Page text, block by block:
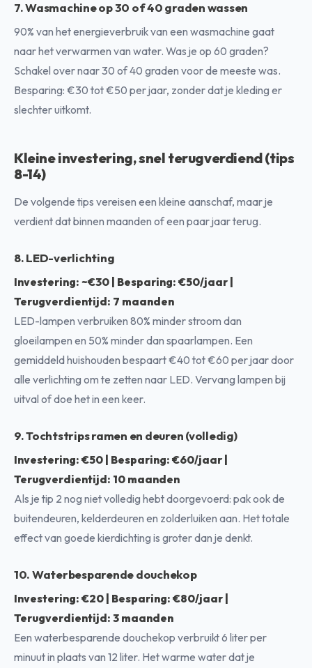
7. Wasmachine op 30 of 40 graden wassen
90% van het energieverbruik van een wasmachine gaat
naar het verwarmen van water. Was je op 60 graden?
Schakel over naar 30 of 40 graden voor de meeste was.
Besparing: €30 tot €50 per jaar, zonder dat je kleding er
slechter uitkomt.
Kleine investering, snel terugverdiend (tips
8-14)
De volgende tips vereisen een kleine aanschaf, maar je
verdient dat binnen maanden of een paar jaar terug.
8. LED-verlichting
Investering: ~€30 | Besparing: €50/jaar |
Terugverdientijd: 7 maanden
LED-lampen verbruiken 80% minder stroom dan
gloeilampen en 50% minder dan spaarlampen. Een
gemiddeld huishouden bespaart €40 tot €60 per jaar door
alle verlichting om te zetten naar LED. Vervang lampen bij
uitval of doe het in een keer.
9. Tochtstrips ramen en deuren (volledig)
Investering: €50 | Besparing: €60/jaar |
Terugverdientijd: 10 maanden
Als je tip 2 nog niet volledig hebt doorgevoerd: pak ook de
buitendeuren, kelderdeuren en zolderluiken aan. Het totale
effect van goede kierdichting is groter dan je denkt.
10. Waterbesparende douchekop
Investering: €20 | Besparing: €80/jaar |
Terugverdientijd: 3 maanden
Een waterbesparende douchekop verbruikt 6 liter per
minuut in plaats van 12 liter. Het warme water dat je